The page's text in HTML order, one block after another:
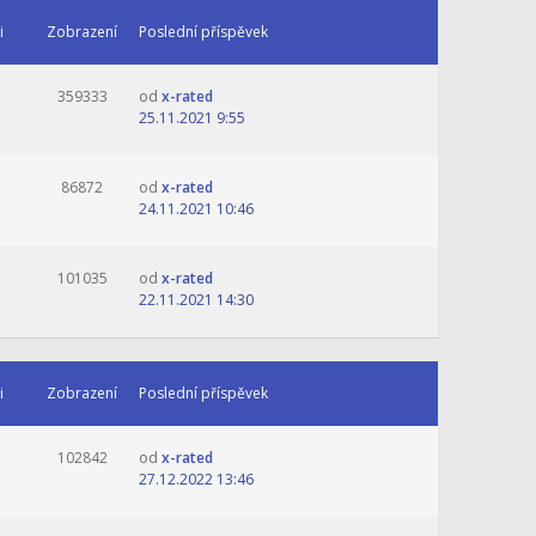
Zobrazení Poslední příspěvek
359333 od x-rated
25.11.2021 9:55
86872 od x-rated
24.11.2021 10:46
101035 od x-rated
22.11.2021 14:30
Zobrazení Poslední příspěvek
102842 od x-rated
27.12.2022 13:46